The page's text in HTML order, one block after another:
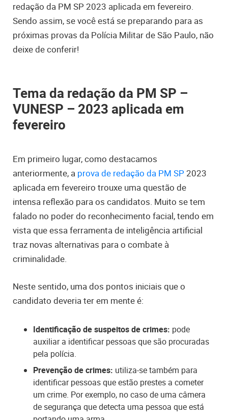
redação da PM SP 2023 aplicada em fevereiro.
Sendo assim, se você está se preparando para as
próximas provas da Polícia Militar de São Paulo, não
deixe de conferir!
Tema da redação da PM SP –
VUNESP – 2023 aplicada em
fevereiro
Em primeiro lugar, como destacamos
anteriormente, a prova de redação da PM SP 2023
aplicada em fevereiro trouxe uma questão de
intensa reflexão para os candidatos. Muito se tem
falado no poder do reconhecimento facial, tendo em
vista que essa ferramenta de inteligência artificial
traz novas alternativas para o combate à
criminalidade.
Neste sentido, uma dos pontos iniciais que o
candidato deveria ter em mente é:
Identificação de suspeitos de crimes: pode
auxiliar a identificar pessoas que são procuradas
pela polícia.
Prevenção de crimes: utiliza-se também para
identificar pessoas que estão prestes a cometer
um crime. Por exemplo, no caso de uma câmera
de segurança que detecta uma pessoa que está